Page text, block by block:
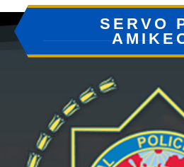
SERVO